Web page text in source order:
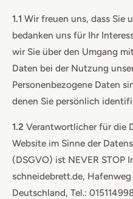
1.1 Wir freuen uns, dass Sie
bedanken uns für Ihr
wir Sie über den Umgang
Daten bei der Nutzung
Personenbezogene Daten
denen Sie persönlich
1.2 Verantwortlicher für die
Website im Sinne der
(DSGVO) ist NEVER STOP
schneidebrett.de,
Deutschland, Tel.: